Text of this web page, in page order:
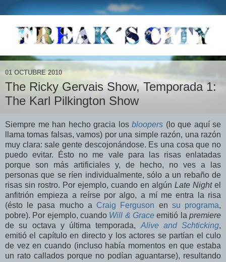
01 OCTUBRE 2010
The Ricky Gervais Show, Temporada 1:
The Karl Pilkington Show
Siempre me han hecho gracia los bloopers (lo que aquí se
llama tomas falsas, vamos) por una simple razón, una razón
muy clara: sale gente descojonándose. Es una cosa que no
puedo evitar. Ésto no me vale para las risas enlatadas
porque son más artificiales y, de hecho, no ves a las
personas que se ríen individualmente, sólo a un rebaño de
risas sin rostro. Por ejemplo, cuando en algún Late Nightel
anfitrión empieza a reírse por algo, a mí me entra la risa
(ésto le pasa mucho a Craig Ferguson en su programa,
pobre). Por ejemplo, cuando Will & Grace emitió lapremiere
de su octava y última temporada, Alive and Schticking,
emitió el capítulo en directo y los actores se partían el culo
de vez en cuando (incluso había momentos en que estaba
un rato callados porque no podían aguantarse), resultando